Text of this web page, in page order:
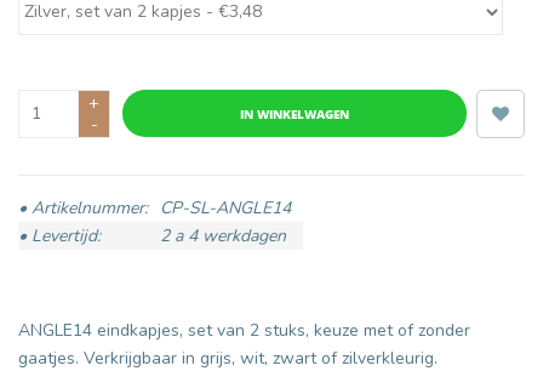
+
-
IN WINKELWAGEN
• Artikelnummer:
CP-SL-ANGLE14
• Levertijd:
2 a 4 werkdagen
ANGLE14 eindkapjes, set van 2 stuks, keuze met of zonder
gaatjes. Verkrijgbaar in grijs, wit, zwart of zilverkleurig.